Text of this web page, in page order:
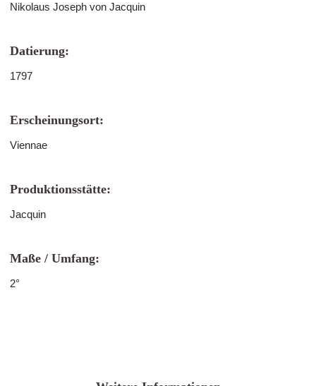
Nikolaus Joseph von Jacquin
Datierung:
1797
Erscheinungsort:
Viennae
Produktionsstätte:
Jacquin
Maße / Umfang:
2°